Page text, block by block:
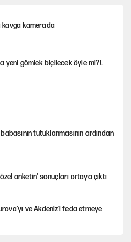
kavga kamerada
yeni gömlek biçilecek öyle mi?!..
tutuklanmasının ardından
anketin' sonuçları ortaya çıktı
ve Akdeniz'i feda etmeye